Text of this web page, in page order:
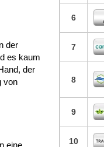
der
es kaum
der
von
eine
6
7
8
9
10